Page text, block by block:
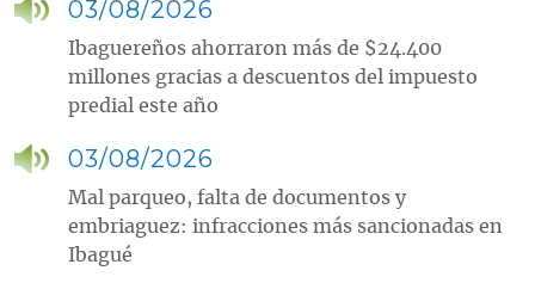
03/08/2026
Ibaguereños ahorraron más de $24.400
millones gracias a descuentos del impuesto
predial este año
03/08/2026
Mal parqueo, falta de documentos y
embriaguez: infracciones más sancionadas en
Ibagué